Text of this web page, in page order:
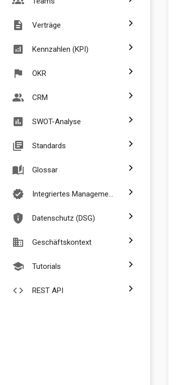
description Verträge chevron_right
analytics Kennzahlen (KPI) chevron_right
flag OKR chevron_right
people_alt CRM chevron_right
assessment SWOT-Analyse chevron_right
library_books Standards chevron_right
auto_stories Glossar chevron_right
verified Integriertes Managementsystem chevron_right
privacy_tip Datenschutz (DSG) chevron_right
business Geschäftskontext chevron_right
school Tutorials chevron_right
code REST API chevron_right